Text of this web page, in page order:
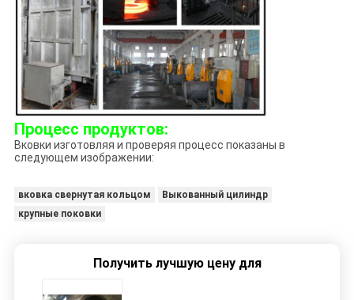
Процесс продуктов:
Вковки изготовляя и проверяя процесс показаны в
следующем изображении:
вковка свернутая кольцом
Выкованный цилиндр
крупные поковки
Получить лучшую цену для